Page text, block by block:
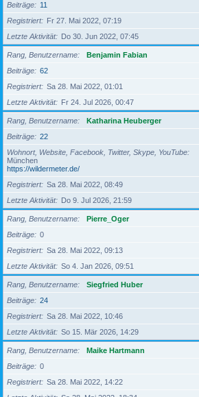
Beiträge
11
Registriert
Fr 27. Mai 2022, 07:19
Letzte Aktivität
Do 30. Jun 2022, 07:45
Rang, Benutzername
Benjamin Fabian
Beiträge
62
Registriert
Sa 28. Mai 2022, 01:01
Letzte Aktivität
Fr 24. Jul 2026, 00:47
Rang, Benutzername
Katharina Heuberger
Beiträge
22
Wohnort, Website, Facebook, Twitter, Skype, YouTube
München
https://wildermeter.de/
Registriert
Sa 28. Mai 2022, 08:49
Letzte Aktivität
Do 9. Jul 2026, 21:59
Rang, Benutzername
Pierre_Oger
Beiträge
0
Registriert
Sa 28. Mai 2022, 09:13
Letzte Aktivität
So 4. Jan 2026, 09:51
Rang, Benutzername
Siegfried Huber
Beiträge
24
Registriert
Sa 28. Mai 2022, 10:46
Letzte Aktivität
So 15. Mär 2026, 14:29
Rang, Benutzername
Maike Hartmann
Beiträge
0
Registriert
Sa 28. Mai 2022, 14:22